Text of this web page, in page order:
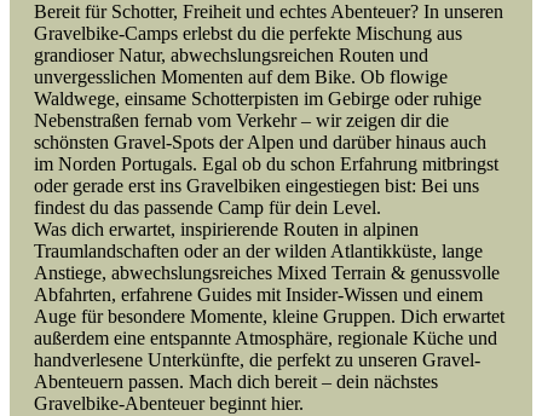
Bereit für Schotter, Freiheit und echtes Abenteuer? In unseren
Gravelbike-Camps erlebst du die perfekte Mischung aus
grandioser Natur, abwechslungsreichen Routen und
unvergesslichen Momenten auf dem Bike. Ob flowige
Waldwege, einsame Schotterpisten im Gebirge oder ruhige
Nebenstraßen fernab vom Verkehr – wir zeigen dir die
schönsten Gravel-Spots der Alpen und darüber hinaus auch
im Norden Portugals. Egal ob du schon Erfahrung mitbringst
oder gerade erst ins Gravelbiken eingestiegen bist: Bei uns
findest du das passende Camp für dein Level.
Was dich erwartet, inspirierende Routen in alpinen
Traumlandschaften oder an der wilden Atlantikküste, lange
Anstiege, abwechslungsreiches Mixed Terrain & genussvolle
Abfahrten, erfahrene Guides mit Insider-Wissen und einem
Auge für besondere Momente, kleine Gruppen. Dich erwartet
außerdem eine entspannte Atmosphäre, regionale Küche und
handverlesene Unterkünfte, die perfekt zu unseren Gravel-
Abenteuern passen. Mach dich bereit – dein nächstes
Gravelbike-Abenteuer beginnt hier.